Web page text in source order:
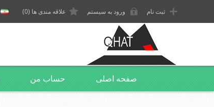
ثبت نام ورود به سیستم علاقه مندی ها (0)
صفحه اصلی حساب من